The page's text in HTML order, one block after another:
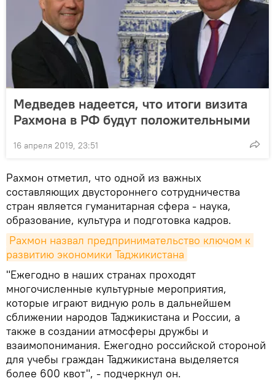
Медведев надеется, что итоги визита
Рахмона в РФ будут положительными
16 апреля 2019, 23:51
Рахмон отметил, что одной из важных
составляющих двустороннего сотрудничества
стран является гуманитарная сфера - наука,
образование, культура и подготовка кадров.
Рахмон назвал предпринимательство ключом к
развитию экономики Таджикистана
"Ежегодно в наших странах проходят
многочисленные культурные мероприятия,
которые играют видную роль в дальнейшем
сближении народов Таджикистана и России, а
также в создании атмосферы дружбы и
взаимопонимания. Ежегодно российской стороной
для учебы граждан Таджикистана выделяется
более 600 квот", - подчеркнул он.